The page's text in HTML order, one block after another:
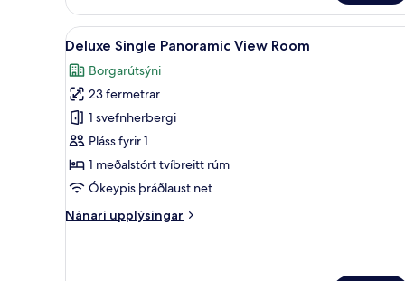
Classic
Double
or
City
View
Skoða
allar
myndir
fyrir
Deluxe
Single
Panoramic
View
Deluxe Single Panoramic
7
Deluxe Single Panoramic View Room
Borgarútsýni
23 fermetrar
1 svefnherbergi
Pláss fyrir 1
1 meðalstórt tvíbreitt rúm
Ókeypis þráðlaust net
Nánari upplýsingar
Nánari